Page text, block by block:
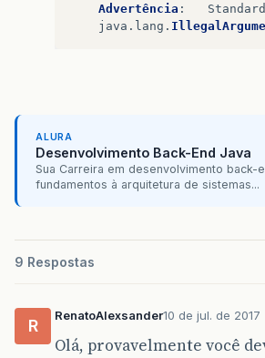
Advertência :
java . lang .
ALURA
Desenvolvimento Back-End Java
Sua Carreira em desenvolvimento back-
fundamentos à arquitetura de sistemas...
9 Respostas
R
RenatoAlexsander10 de jul. de 2017
Olá, provavelmente você